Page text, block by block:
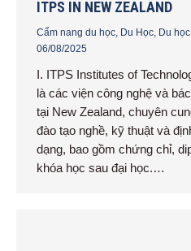
ITPS IN NEW ZEALAND
Cẩm nang du học, Du Học, Du
06/08/2025
I. ITPS Institutes of
là các viện công nghệ và
tại New Zealand, chuyên
đào tạo nghề, kỹ thuật và
dạng, bao gồm chứng chỉ,
khóa học sau đại học.…